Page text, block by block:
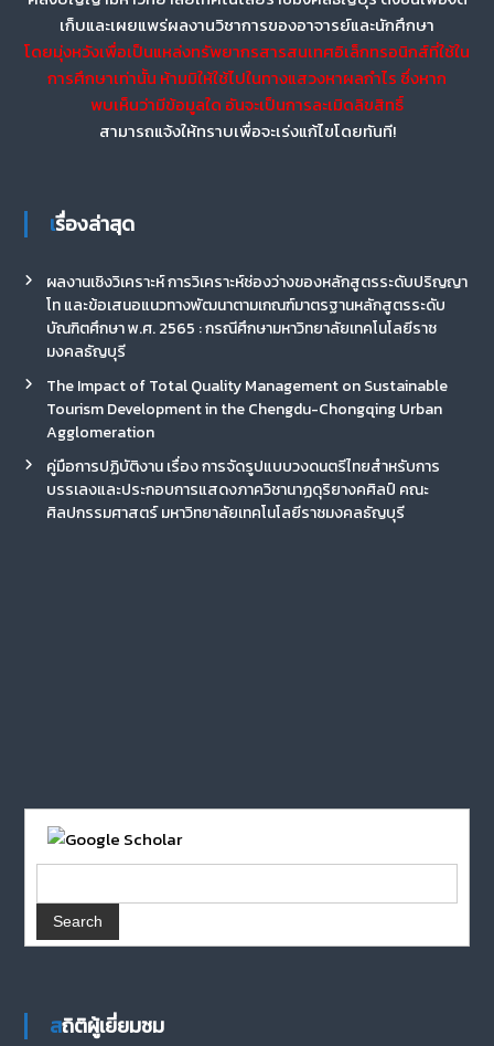
เก็บและเผยแพร่ผลงานวิชาการของอาจารย์และนักศึกษา
โดยมุ่งหวังเพื่อเป็นแหล่งทรัพยากรสารสนเทศอิเล็กทรอนิกส์ที่ใช้ใน
การศึกษาเท่านั้น ห้ามมิให้ใช้ไปในทางแสวงหาผลกำไร ซึ่งหาก
พบเห็นว่ามีข้อมูลใด อันจะเป็นการละเมิดลิขสิทธิ์
สามารถแจ้งให้ทราบเพื่อจะเร่งแก้ไขโดยทันที!
เรื่องล่าสุด
ผลงานเชิงวิเคราะห์ การวิเคราะห์ช่องว่างของหลักสูตรระดับปริญญา
โท และข้อเสนอแนวทางพัฒนาตามเกณฑ์มาตรฐานหลักสูตรระดับ
บัณฑิตศึกษา พ.ศ. 2565 : กรณีศึกษามหาวิทยาลัยเทคโนโลยีราช
มงคลธัญบุรี
The Impact of Total Quality Management on Sustainable
Tourism Development in the Chengdu-Chongqing Urban
Agglomeration
คู่มือการปฏิบัติงาน เรื่อง การจัดรูปแบบวงดนตรีไทยสำหรับการ
บรรเลงและประกอบการแสดงภาควิชานาฏดุริยางคศิลป์ คณะ
ศิลปกรรมศาสตร์ มหาวิทยาลัยเทคโนโลยีราชมงคลธัญบุรี
สถิติผู้เยี่ยมชม